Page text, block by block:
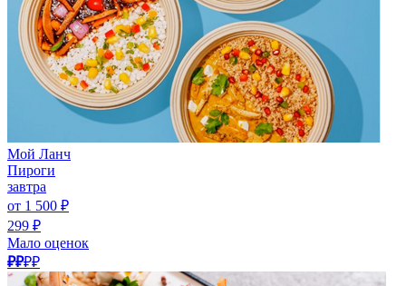
Мой Ланч
Пироги
завтра
от 1 500 ₽
299 ₽
Мало оценок
₽₽₽₽